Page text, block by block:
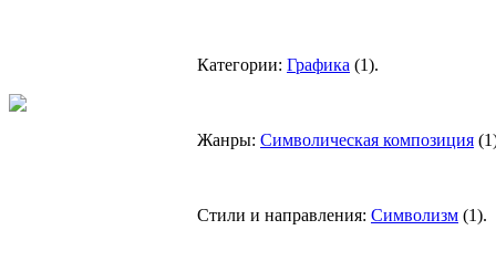
Категории: Графика (1).
Жанры: Символическая композиция (1
Стили и направления: Символизм (1).